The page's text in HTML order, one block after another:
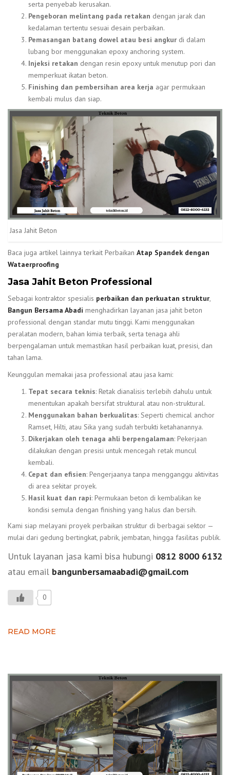
serta penyebab kerusakan.
Pengeboran melintang pada retakan dengan jarak dan
kedalaman tertentu sesuai desain perbaikan.
Pemasangan batang dowel atau besi angkur di dalam
lubang bor menggunakan epoxy anchoring system.
Injeksi retakan dengan resin epoxy untuk menutup pori dan
memperkuat ikatan beton.
Finishing dan pembersihan area kerja agar permukaan
kembali mulus dan siap.
Jasa Jahit Beton
Baca juga artikel lainnya terkait Perbaikan Atap Spandek dengan
Wataerproofing
Jasa Jahit Beton Professional
Sebagai kontraktor spesialis perbaikan dan perkuatan struktur,
Bangun Bersama Abadi menghadirkan layanan jasa jahit beton
professional dengan standar mutu tinggi. Kami menggunakan
peralatan modern, bahan kimia terbaik, serta tenaga ahli
berpengalaman untuk memastikan hasil perbaikan kuat, presisi, dan
tahan lama.
Keunggulan memakai jasa professional atau jasa kami:
Tepat secara teknis: Retak dianalisis terlebih dahulu untuk
menentukan apakah bersifat struktural atau non-struktural.
Menggunakan bahan berkualitas: Seperti chemical anchor
Ramset, Hilti, atau Sika yang sudah terbukti ketahanannya.
Dikerjakan oleh tenaga ahli berpengalaman: Pekerjaan
dilakukan dengan presisi untuk mencegah retak muncul
kembali.
Cepat dan efisien: Pengerjaanya tanpa mengganggu aktivitas
di area sekitar proyek.
Hasil kuat dan rapi: Permukaan beton di kembalikan ke
kondisi semula dengan finishing yang halus dan bersih.
Kami siap melayani proyek perbaikan struktur di berbagai sektor —
mulai dari gedung bertingkat, pabrik, jembatan, hingga fasilitas publik.
Untuk layanan jasa kami bisa hubungi 0812 8000 6132
atau email bangunbersamaabadi@gmail.com
0
READ MORE